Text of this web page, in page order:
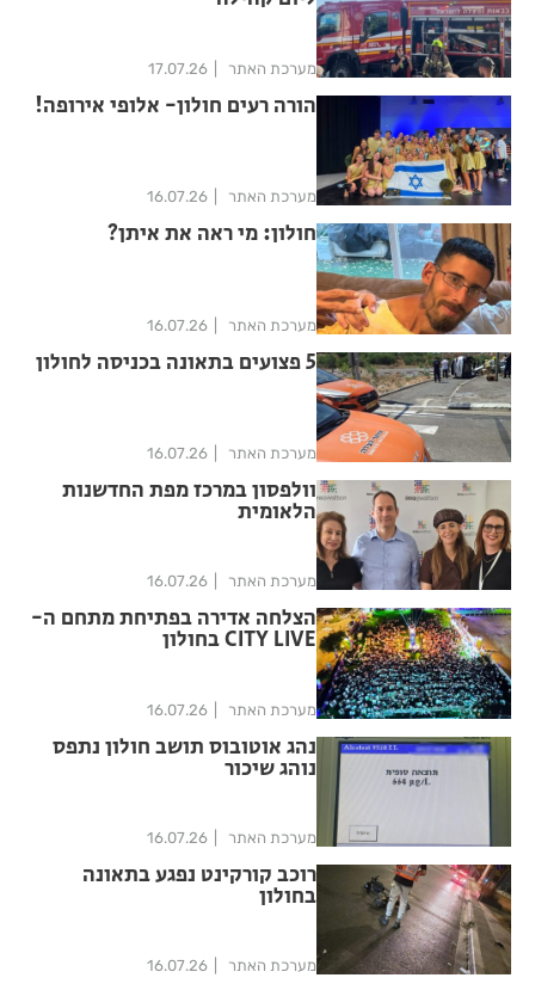
מערכת האתר 17.07.26
הורה רעים חולון- אלופי אירופה!
מערכת האתר 16.07.26
חולון: מי ראה את איתן?
מערכת האתר 16.07.26
5 פצועים בתאונה בכניסה לחולון
מערכת האתר 16.07.26
וולפסון במרכז מפת החדשנות
הלאומית
מערכת האתר 16.07.26
הצלחה אדירה בפתיחת מתחם ה-
CITY LIVE בחולון
מערכת האתר 16.07.26
נהג אוטובוס תושב חולון נתפס
נוהג שיכור
מערכת האתר 16.07.26
רוכב קורקינט נפגע בתאונה
בחולון
מערכת האתר 16.07.26